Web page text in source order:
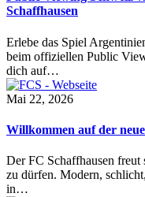
Schaffhausen
Erlebe das Spiel
beim offiziellen Public
dich auf…
Mai 22, 2026
Willkommen auf der
Der FC Schaffhausen freut
zu dürfen. Modern,
in…